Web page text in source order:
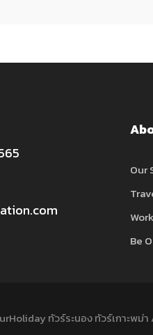
Our
Be
ทัวร์ระนอง ทัวร์เกาะพม่